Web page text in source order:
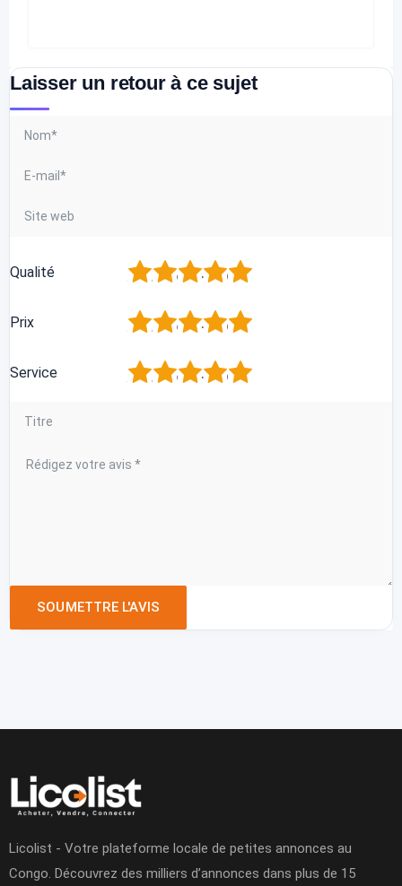
Laisser un retour à ce sujet
Qualité 5
4
3
2
Prix 5
4
3
2
Service 5
4
3
2
Licolist - Votre plateforme locale de petites annonces au
Congo. Découvrez des milliers d’annonces dans plus de 15